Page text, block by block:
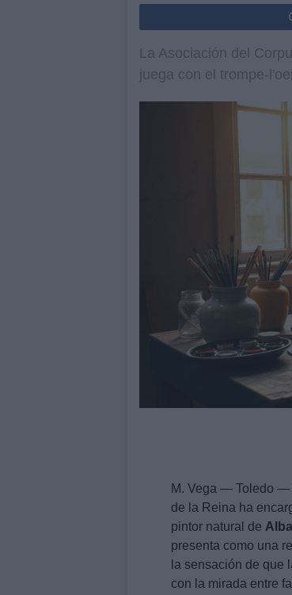
La Asociación del
juega con el trompe-
M. Vega — Toledo —
de la Reina ha
pintor natural de
presenta como una
la sensación de que
con la mirada entre